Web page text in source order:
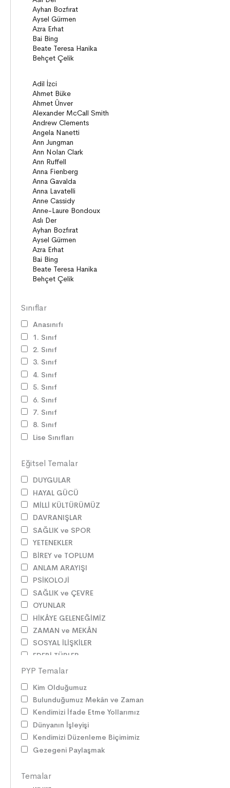
Anlatı
Gizemli Maceralar Koleksiyonu
Diziler
Behiç Ak Yetişkin Kitapları
Öykü
Sınıflar
Anasınıfı
1. Sınıf
2. Sınıf
3. Sınıf
4. Sınıf
5. Sınıf
6. Sınıf
7. Sınıf
8. Sınıf
Lise Sınıfları
Eğitsel Temalar
DUYGULAR
HAYAL GÜCÜ
MİLLİ KÜLTÜRÜMÜZ
DAVRANIŞLAR
SAĞLIK ve SPOR
YETENEKLER
BİREY ve TOPLUM
ANLAM ARAYIŞI
PSİKOLOJİ
SAĞLIK ve ÇEVRE
OYUNLAR
HİKÂYE GELENEĞİMİZ
ZAMAN ve MEKÂN
SOSYAL İLİŞKİLER
EDEBİ TÜRLER
İLETİŞİM
SÖZ VARLIĞI
HAK ve ÖZGÜRLÜKLER
LİDERLER
HAKLAR
BİLİM ve TEKNOLOJİ
PYP Temalar
Kim Olduğumuz
Bulunduğumuz Mekân ve Zaman
Kendimizi İfade Etme Yollarımız
Dünyanın İşleyişi
Kendimizi Düzenleme Biçimimiz
Gezegeni Paylaşmak
Temalar